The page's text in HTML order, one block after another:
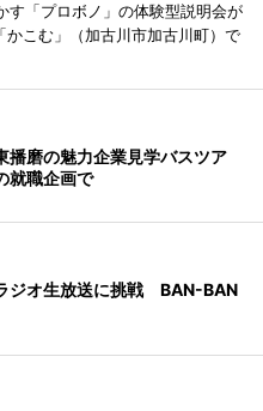
す「プロボノ」の体験型説明会が
こむ」（加古川市加古川町）で
播磨の魅力企業見学バスツア
就職企画で
ジオ生放送に挑戦 BAN-BAN